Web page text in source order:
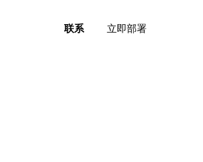
联系 立即部署